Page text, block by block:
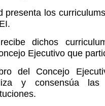
presenta los
dichos
Ejecutivo que
del Concejo
y consensúa